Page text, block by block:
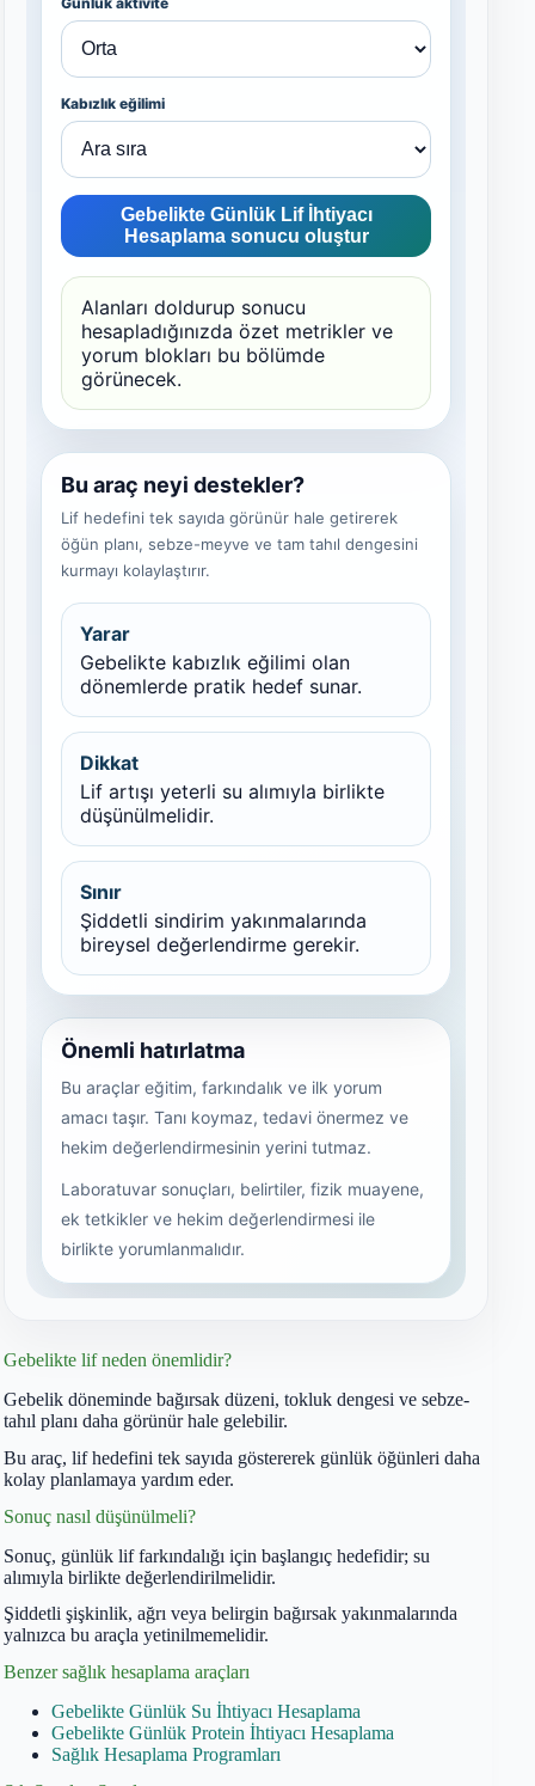
Gebelikte lif neden önemlidir?
Gebelik döneminde bağırsak düzeni, tokluk dengesi ve sebze-
tahıl planı daha görünür hale gelebilir.
Bu araç, lif hedefini tek sayıda göstererek günlük öğünleri daha
kolay planlamaya yardım eder.
Sonuç nasıl düşünülmeli?
Sonuç, günlük lif farkındalığı için başlangıç hedefidir; su
alımıyla birlikte değerlendirilmelidir.
Şiddetli şişkinlik, ağrı veya belirgin bağırsak yakınmalarında
yalnızca bu araçla yetinilmemelidir.
Benzer sağlık hesaplama araçları
Gebelikte Günlük Su İhtiyacı Hesaplama
Gebelikte Günlük Protein İhtiyacı Hesaplama
Sağlık Hesaplama Programları